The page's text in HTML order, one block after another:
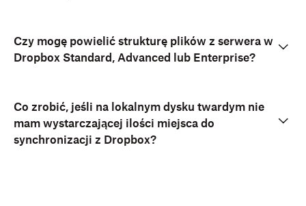
Czy mogę powielić strukturę plików z serwera w
Dropbox Standard, Advanced lub Enterprise?
Co zrobić, jeśli na lokalnym dysku twardym nie
mam wystarczającej ilości miejsca do
synchronizacji z Dropbox?